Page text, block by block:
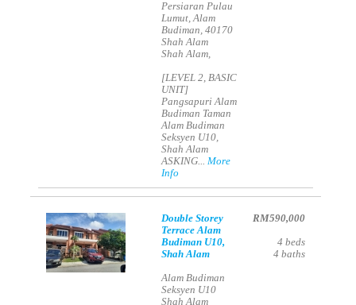
Persiaran Pulau
Lumut, Alam
Budiman, 40170
Shah Alam
Shah Alam,
[LEVEL 2, BASIC
UNIT]
Pangsapuri Alam
Budiman Taman
Alam Budiman
Seksyen U10,
Shah Alam
ASKING...More
Info
Double Storey
Terrace Alam
Budiman U10,
Shah Alam
Alam Budiman
Seksyen U10
Shah Alam
RM590,000
4 beds
4 baths